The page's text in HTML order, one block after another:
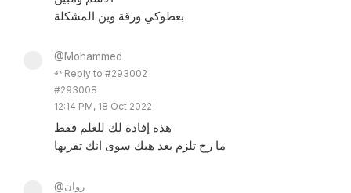
بعطوكي ورقة وين المشكلة
@Mohammed
↶ Reply to #293002
#293008
12:14 PM, 18 Oct 2022
هذه إفادة لك للعلم فقط
ما رح تلزم بعد هيك سوى انك تقريها
@روان